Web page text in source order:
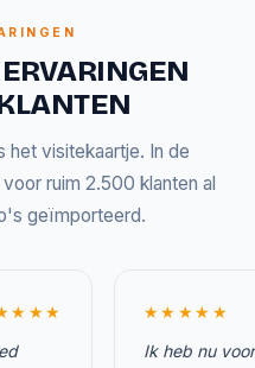
het visitekaartje. In de
ruim 2.500 klanten al
geïmporteerd.
★★★★★
Ik heb nu voor